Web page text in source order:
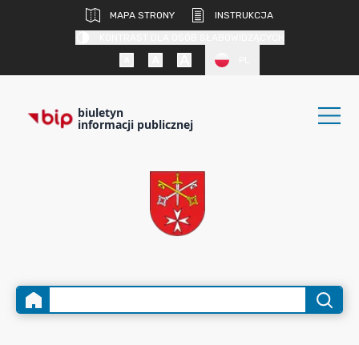
MAPA STRONY
INSTRUKCJA
biuletyn
informacji publicznej